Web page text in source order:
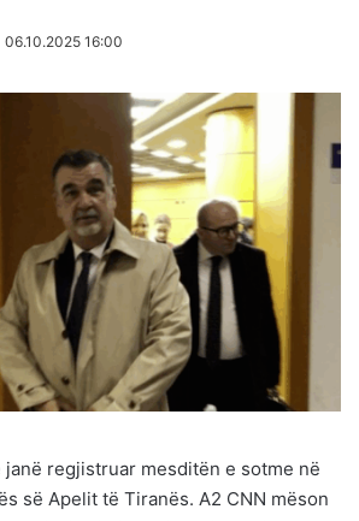
06.10.2025 16:00
janë regjistruar mesditën e sotme në
së Apelit të Tiranës. A2 CNN mëson